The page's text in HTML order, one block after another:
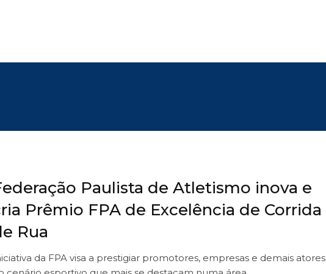
Paulista de Atletismo inova e
Prêmio FPA de Excelência de Corrida
Rua
da FPA visa a prestigiar promotores, empresas e demais atores